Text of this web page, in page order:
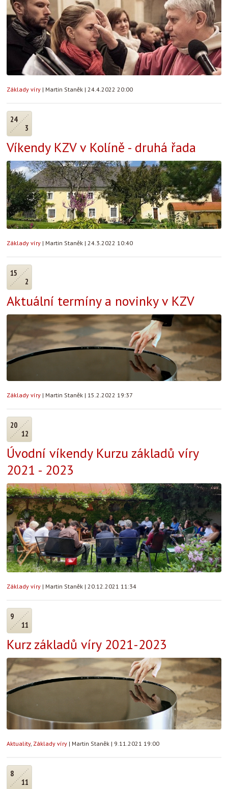
Základy víry | Martin Staněk | 24.4.2022 20:00
24
3
Víkendy KZV v Kolíně - druhá řada
Základy víry | Martin Staněk | 24.3.2022 10:40
15
2
Aktuální termíny a novinky v KZV
Základy víry | Martin Staněk | 15.2.2022 19:37
20
12
Úvodní víkendy Kurzu základů víry
2021 - 2023
Základy víry | Martin Staněk | 20.12.2021 11:34
9
11
Kurz základů víry 2021-2023
Aktuality, Základy víry | Martin Staněk | 9.11.2021 19:00
8
11